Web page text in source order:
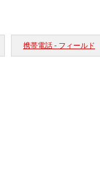
携帯電話 - フィールド